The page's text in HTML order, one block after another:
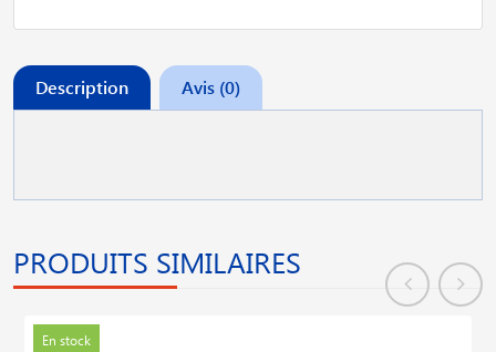
Description Avis (0)
PRODUITS SIMILAIRES
En stock